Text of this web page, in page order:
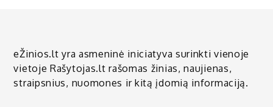
eŽinios.lt yra asmeninė iniciatyva surinkti vienoje
vietoje Rašytojas.lt rašomas žinias, naujienas,
straipsnius, nuomones ir kitą įdomią informaciją.